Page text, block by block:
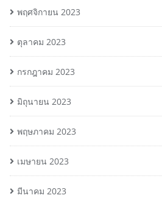
พฤศจิกายน 2023
ตุลาคม 2023
กรกฎาคม 2023
มิถุนายน 2023
พฤษภาคม 2023
เมษายน 2023
มีนาคม 2023